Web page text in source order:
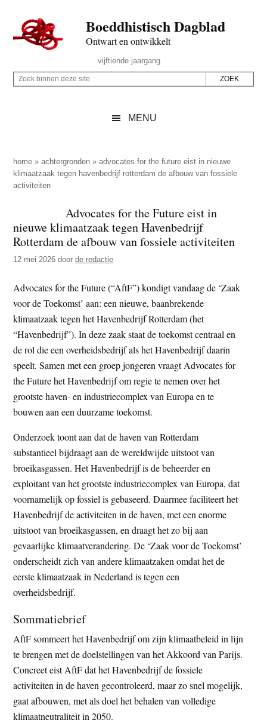
naar
de
inhoud
secondary
naar
de
sidebar
naar
de
Boeddhistisch Dagblad
Ontwart en ontwikkelt
Rechts
vijftiende jaargang
Z
p
d
e
s
i
t
e
Z
i
n
n
d
e
z
MENU
home »achtergronden »advocates for the future eist in nieuwe
klimaatzaak tegen havenbedrijf rotterdam de afbouw van fossiele
activiteiten
Advocates for the Future eist in
nieuwe klimaatzaak tegen Havenbedrijf
Rotterdam de afbouw van fossiele activiteiten
12 mei 2026 doorde redactie
Advocates for the Future (“AftF”) kondigt vandaag de ‘Zaak
voor de Toekomst’ aan: een nieuwe, baanbrekende
klimaatzaak tegen het Havenbedrijf Rotterdam (het
“Havenbedrijf”). In deze zaak staat de toekomst centraal en
de rol die een overheidsbedrijf als het Havenbedrijf daarin
speelt. Samen met een groep jongeren vraagt Advocates for
the Future het Havenbedrijf om regie te nemen over het
grootste haven- en industriecomplex van Europa en te
bouwen aan een duurzame toekomst.
Onderzoek toont aan dat de haven van Rotterdam
substantieel bijdraagt aan de wereldwijde uitstoot van
broeikasgassen. Het Havenbedrijf is de beheerder en
exploitant van het grootste industriecomplex van Europa, dat
voornamelijk op fossiel is gebaseerd. Daarmee faciliteert het
Havenbedrijf de activiteiten in de haven, met een enorme
uitstoot van broeikasgassen, en draagt het zo bij aan
gevaarlijke klimaatverandering. De ‘Zaak voor de Toekomst’
onderscheidt zich van andere klimaatzaken omdat het de
eerste klimaatzaak in Nederland is tegen een
overheidsbedrijf.
Sommatiebrief
AftF sommeert het Havenbedrijf om zijn klimaatbeleid in lijn
te brengen met de doelstellingen van het Akkoord van Parijs.
Concreet eist AftF dat het Havenbedrijf de fossiele
activiteiten in de haven gecontroleerd, maar zo snel mogelijk,
gaat afbouwen, met als doel het behalen van volledige
klimaatneutraliteit in 2050.